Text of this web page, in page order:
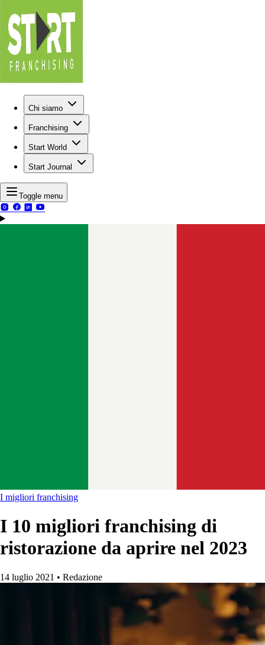
Chi siamo
Franchising
Start World
Start Journal
Toggle menu
I migliori franchising
I 10 migliori franchising di
ristorazione da aprire nel 2023
14 luglio 2021 • Redazione